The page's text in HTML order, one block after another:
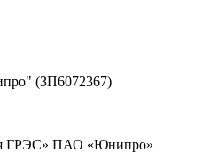
(ЗП6072367)
ГРЭС» ПАО «Юнипро»